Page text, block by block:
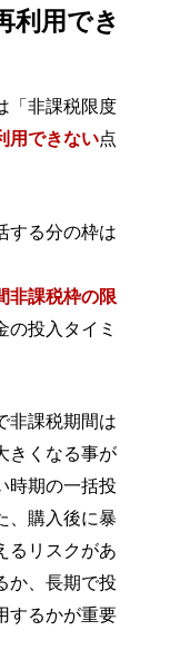
利用でき
「非課税限度
用できない点
する分の枠は
非課税枠の限
の投入タイミ
非課税期間は
きくなる事が
時期の一括投
、購入後に暴
るリスクがあ
か、長期で投
するかが重要